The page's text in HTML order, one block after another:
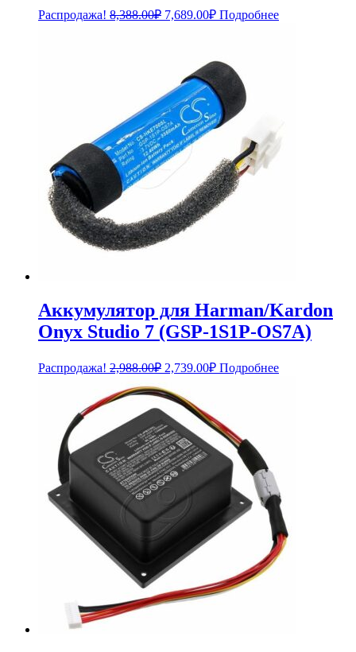
Распродажа! 8,388.00₽ Первоначальная
8,388.00₽.
7,689.00₽Текущая
цена:
Подробнее
Аккумулятор для Harman/Kardon
Onyx Studio 7 (GSP-1S1P-OS7A)
Распродажа! 2,988.00₽ Первоначальная
составляла
2,988.00₽.
2,739.00₽Текущая
цена:
Подробнее